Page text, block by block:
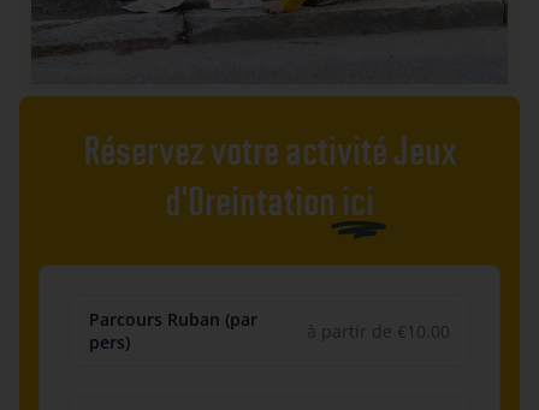
Réservez votre activité Jeux
d'Oreintation ici
Parcours Ruban (par
pers)
à partir de €10.00